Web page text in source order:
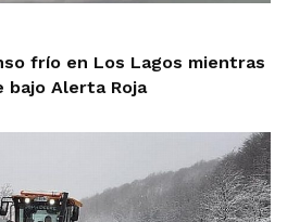
frío en Los Lagos mientras
bajo Alerta Roja